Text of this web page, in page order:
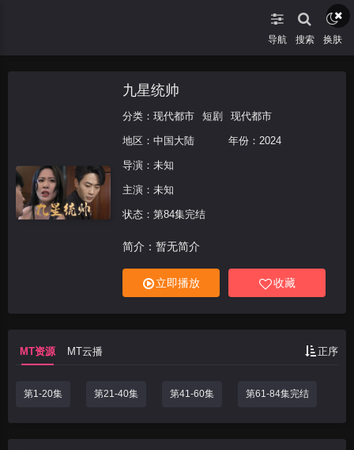
导航 搜索 换肤
九星统帅
分类： 现代都市 短剧 现代都市
地区： 中国大陆 年份： 2024
导演：未知
主演：未知
状态：第84集完结
简介：暂无简介
立即播放 收藏
MT资源 MT云播 正序
第1-20集 第21-40集 第41-60集 第61-84集完结